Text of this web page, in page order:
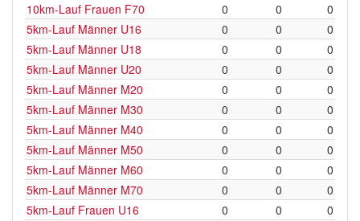
10km-Lauf Frauen F70
0 0
0
5km-Lauf Männer U16
0 0
0
5km-Lauf Männer U18
0 0
0
5km-Lauf Männer U20
0 0
0
5km-Lauf Männer M20
0 0
0
5km-Lauf Männer M30
0 0
0
5km-Lauf Männer M40
0 0
0
5km-Lauf Männer M50
0 0
0
5km-Lauf Männer M60
0 0
0
5km-Lauf Männer M70
0 0
0
5km-Lauf Frauen U16
0 0
0